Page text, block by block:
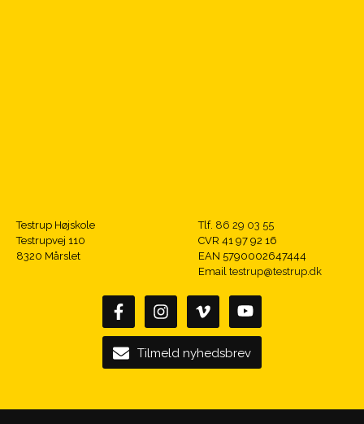
Testrup Højskole
Testrupvej 110
8320 Mårslet
Tlf. 86 29 03 55
CVR 41 97 92 16
EAN 5790002647444
Email testrup@testrup.dk
Tilmeld nyhedsbrev